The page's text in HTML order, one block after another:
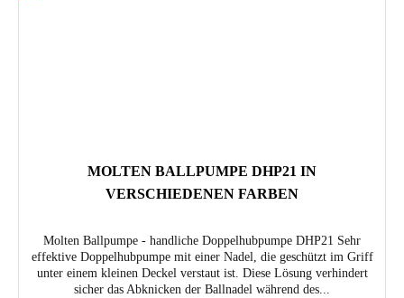
MOLTEN BALLPUMPE DHP21 IN
VERSCHIEDENEN FARBEN
Molten Ballpumpe - handliche Doppelhubpumpe DHP21 Sehr
effektive Doppelhubpumpe mit einer Nadel, die geschützt im Griff
unter einem kleinen Deckel verstaut ist. Diese Lösung verhindert
sicher das Abknicken der Ballnadel während des...